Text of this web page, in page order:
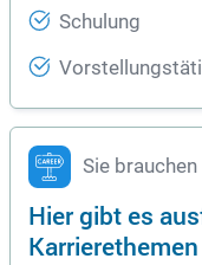
Schulung
Sie
Hier gibt es
Karrierethemen